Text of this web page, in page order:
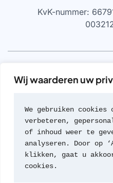
Wij waarderen uw
We gebruiken
verbeteren,
of inhoud weer te
analyseren. Door op
klikken, gaat u
cookies.
KvK-nummer:
gekocht bij
merken zelf (met geen
formele
namaak of imitaties van